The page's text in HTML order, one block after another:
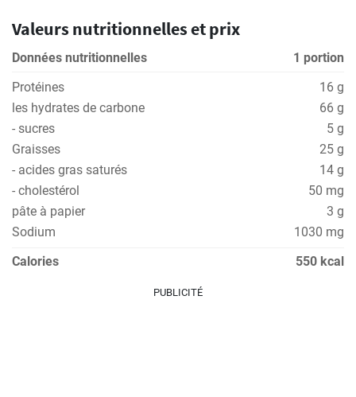
Valeurs nutritionnelles et prix
Données nutritionnelles
1 portion
Protéines
16 g
les hydrates de carbone
66 g
- sucres
5 g
Graisses
25 g
- acides gras saturés
14 g
- cholestérol
50 mg
pâte à papier
3 g
Sodium
1030 mg
Calories
550 kcal
PUBLICITÉ